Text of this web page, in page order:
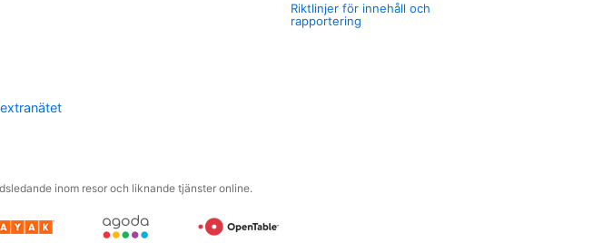
Riktlinjer för innehåll och
rapportering
inom resor och liknande tjänster online.